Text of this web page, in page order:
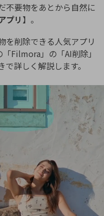
不要物をあとから自然に
プリ 】。
を削除できる人気アプリ
Filmora」の「AI削除」
詳しく解説します。